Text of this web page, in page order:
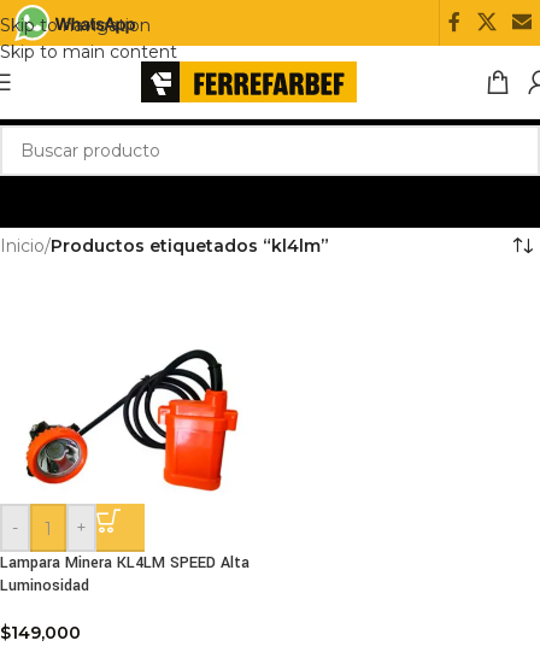
Skip to navigation
Skip to main content
Inicio/Productos etiquetados “kl4lm”
-
+
Lampara Minera KL4LM SPEED Alta
Luminosidad
$149,000